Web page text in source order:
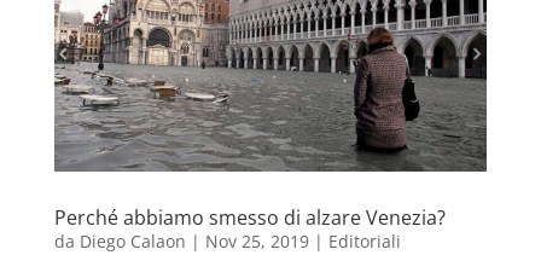
Perché abbiamo smesso di alzare Venezia?
da Diego Calaon | Nov 25, 2019| Editoriali